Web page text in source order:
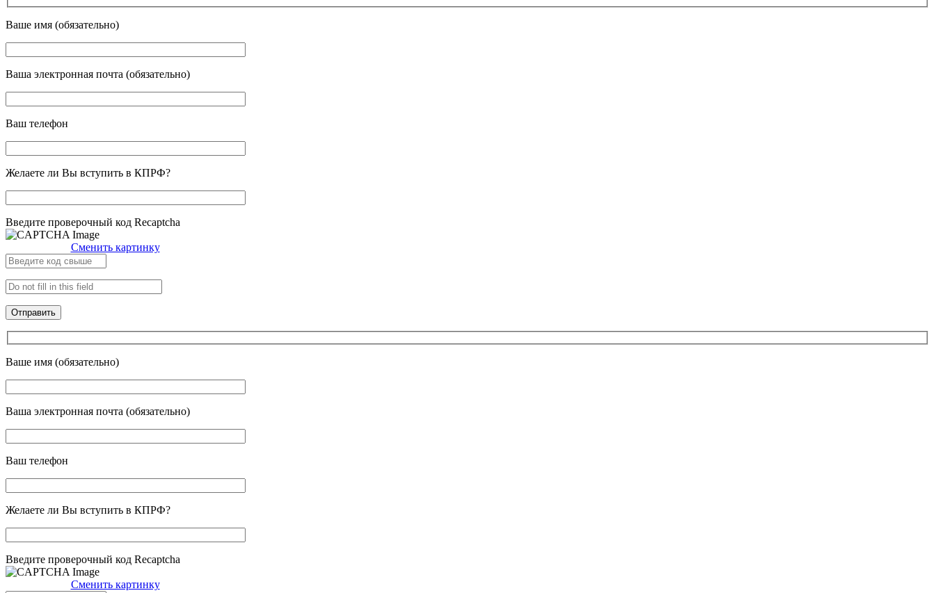
Ваше имя (обязательно)
Ваша электронная почта (обязательно)
Ваш телефон
Желаете ли Вы вступить в КПРФ?
Введите проверочный код Recaptcha
Сменить картинку
Ваше имя (обязательно)
Ваша электронная почта (обязательно)
Ваш телефон
Желаете ли Вы вступить в КПРФ?
Введите проверочный код Recaptcha
Сменить картинку